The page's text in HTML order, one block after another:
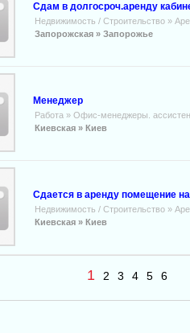
Сдам в долгосроч.аренду
Недвижимость / Строительство »
Запорожская » Запорожье
Менеджер
Работа » Офис-менеджеры.
Киевская » Киев
Сдается в аренду помещение
Недвижимость / Строительство »
Киевская » Киев
1 2 3 4 5 6